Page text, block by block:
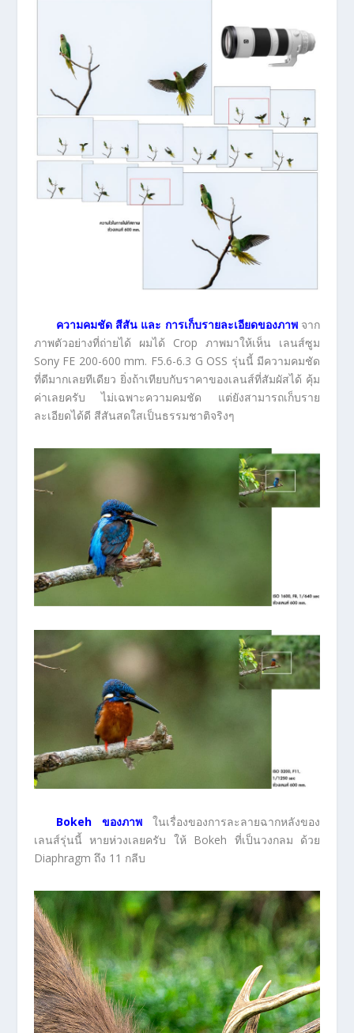
ความคมชัด สีสัน และ การเก็บรายละเอียดของภาพจาก
ภาพตัวอย่างที่ถ่ายได้ ผมได้ Crop ภาพมาให้เห็น เลนส์ซูม
Sony FE 200-600 mm. F5.6-6.3 G OSS รุ่นนี้ มีความคมชัด
ที่ดีมากเลยทีเดียว ยิ่งถ้าเทียบกับราคาของเลนส์ที่สัมผัสได้ คุ้ม
ค่าเลยครับ ไม่เฉพาะความคมชัด แต่ยังสามารถเก็บราย
ละเอียดได้ดี สีสันสดใสเป็นธรรมชาติจริงๆ
Bokeh ของภาพ ในเรื่องของการละลายฉากหลังของ
เลนส์รุ่นนี้ หายห่วงเลยครับ ให้ Bokeh ที่เป็นวงกลม ด้วย
Diaphragm ถึง 11 กลีบ